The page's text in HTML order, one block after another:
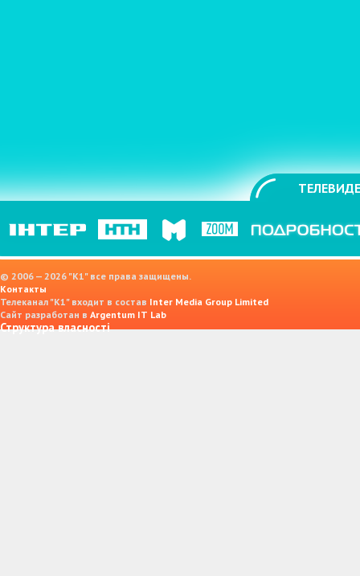
© 2006 — 2026 "K1" все права защищены.
Контакты
Телеканал "К1" входит в состав Inter Media Group Limited
Сайт разработан в Argentum IT Lab
Структура власності